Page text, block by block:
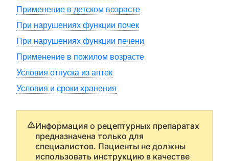
Применение в детском возрасте
При нарушениях функции почек
При нарушениях функции печени
Применение в пожилом возрасте
Условия отпуска из аптек
Условия и сроки хранения
Информация о рецептурных препаратах
предназначена только для
специалистов. Пациенты не должны
использовать инструкцию в качестве